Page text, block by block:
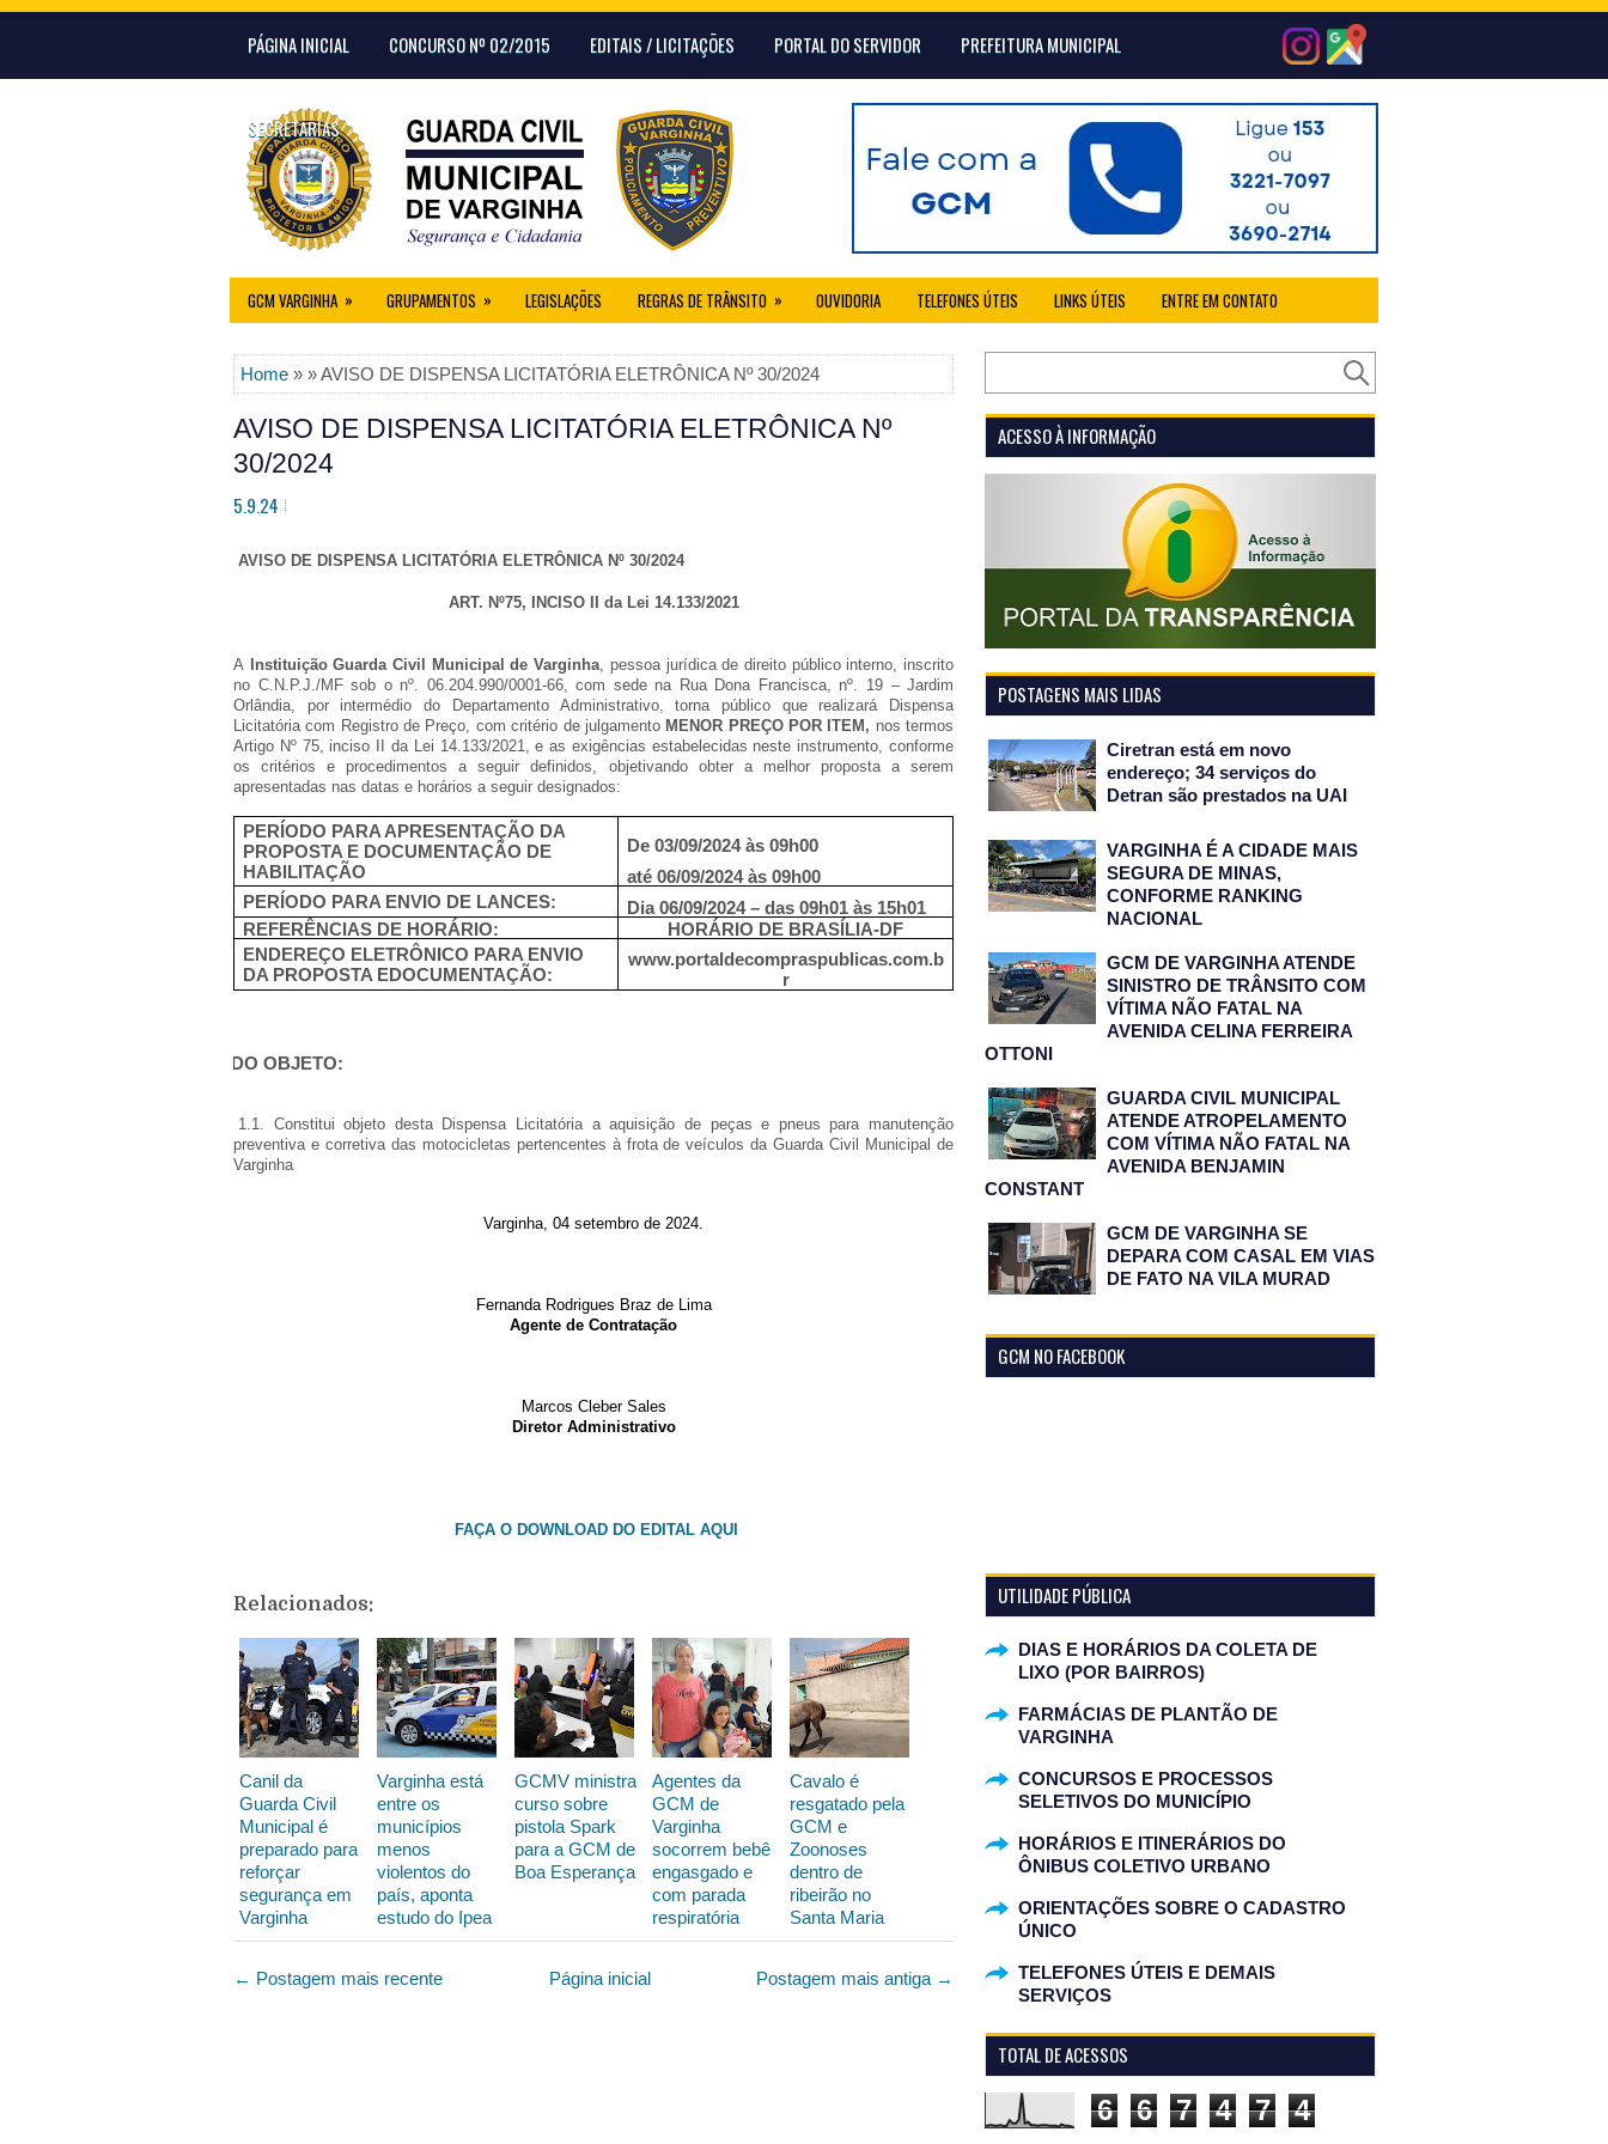
PÁGINA INICIAL CONCURSO Nº 02/2015 EDITAIS / LICITAÇÕES PORTAL DO SERVIDOR PREFEITURA MUNICIPAL
SECRETARIAS
GCM VARGINHA » GRUPAMENTOS » LEGISLAÇÕES REGRAS DE TRÂNSITO » OUVIDORIA TELEFONES ÚTEIS LINKS ÚTEIS ENTRE EM CONTATO
Home » » AVISO DE DISPENSA LICITATÓRIA ELETRÔNICA Nº 30/2024
AVISO DE DISPENSA LICITATÓRIA ELETRÔNICA Nº
30/2024
5.9.24
AVISO DE DISPENSA LICITATÓRIA ELETRÔNICA Nº 30/2024
ART. Nº75, INCISO II da Lei 14.133/2021
A Instituição Guarda Civil Municipal de Varginha, pessoa jurídica de direito público interno, inscrito
no C.N.P.J./MF sob o nº. 06.204.990/0001-66, com sede na Rua Dona Francisca, nº. 19 – Jardim
Orlândia, por intermédio do Departamento Administrativo, torna público que realizará Dispensa
Licitatória com Registro de Preço, com critério de julgamento MENOR PREÇO POR ITEM, nos termos
Artigo Nº 75, inciso II da Lei 14.133/2021, e as exigências estabelecidas neste instrumento, conforme
os critérios e procedimentos a seguir definidos, objetivando obter a melhor proposta a serem
apresentadas nas datas e horários a seguir designados:
PERÍODO PARA APRESENTAÇÃO DA
PROPOSTA E DOCUMENTAÇÃO DE
HABILITAÇÃO
De 03/09/2024 às 09h00
até 06/09/2024 às 09h00
PERÍODO PARA ENVIO DE LANCES:
Dia 06/09/2024 – das 09h01 às 15h01
REFERÊNCIAS DE HORÁRIO:
HORÁRIO DE BRASÍLIA-DF
ENDEREÇO ELETRÔNICO PARA ENVIO
DA PROPOSTA EDOCUMENTAÇÃO:
www.portaldecompraspublicas.com.b
r
DO OBJETO:
1.1. Constitui objeto desta Dispensa Licitatória a aquisição de peças e pneus para manutenção
preventiva e corretiva das motocicletas pertencentes à frota de veículos da Guarda Civil Municipal de
Varginha
Varginha, 04 setembro de 2024.
Fernanda Rodrigues Braz de Lima
Agente de Contratação
Marcos Cleber Sales
Diretor Administrativo
FAÇA O DOWNLOAD DO EDITAL AQUI
Relacionados:
Canil da
Guarda Civil
Municipal é
preparado para
reforçar
segurança em
Varginha
Varginha está
entre os
municípios
menos
violentos do
país, aponta
estudo do Ipea
GCMV ministra
curso sobre
pistola Spark
para a GCM de
Boa Esperança
Agentes da
GCM de
Varginha
socorrem bebê
engasgado e
com parada
respiratória
Cavalo é
resgatado pela
GCM e
Zoonoses
dentro de
ribeirão no
Santa Maria
← Postagem mais recente Postagem mais antiga →
Página inicial
ACESSO À INFORMAÇÃO
POSTAGENS MAIS LIDAS
Ciretran está em novo
endereço; 34 serviços do
Detran são prestados na UAI
VARGINHA É A CIDADE MAIS
SEGURA DE MINAS,
CONFORME RANKING
NACIONAL
GCM DE VARGINHA ATENDE
SINISTRO DE TRÂNSITO COM
VÍTIMA NÃO FATAL NA
AVENIDA CELINA FERREIRA
OTTONI
GUARDA CIVIL MUNICIPAL
ATENDE ATROPELAMENTO
COM VÍTIMA NÃO FATAL NA
AVENIDA BENJAMIN
CONSTANT
GCM DE VARGINHA SE
DEPARA COM CASAL EM VIAS
DE FATO NA VILA MURAD
GCM NO FACEBOOK
UTILIDADE PÚBLICA
DIAS E HORÁRIOS DA COLETA DE
LIXO (POR BAIRROS)
FARMÁCIAS DE PLANTÃO DE
VARGINHA
CONCURSOS E PROCESSOS
SELETIVOS DO MUNICÍPIO
HORÁRIOS E ITINERÁRIOS DO
ÔNIBUS COLETIVO URBANO
ORIENTAÇÕES SOBRE O CADASTRO
ÚNICO
TELEFONES ÚTEIS E DEMAIS
SERVIÇOS
TOTAL DE ACESSOS
6 6 7 4 7 4